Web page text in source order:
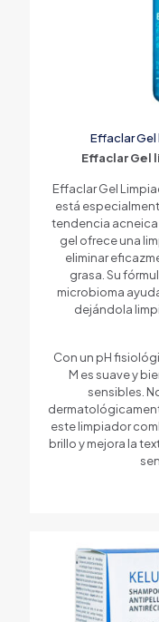
Effaclar
Effaclar Gel
Effaclar Gel
está
tendencia acneica
gel ofrece una
eliminar
grasa. Su
microbioma
dejándola
Con un pH
M es suave y
sensibles.
este limpiador
brillo y mejora la